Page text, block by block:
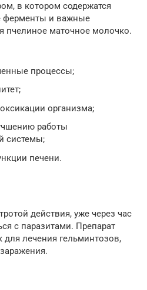
в котором содержатся
ферменты и важные
пчелиное маточное молочко.
процессы;
организма;
работы
системы;
печени.
действия, уже через час
с паразитами. Препарат
лечения гельминтозов,